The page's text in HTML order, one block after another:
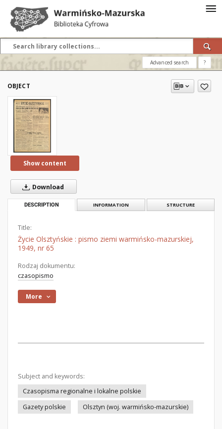
Advanced search ?
OBJECT
Show content
Download
DESCRIPTION INFORMATION STRUCTURE
Title:
Życie Olsztyńskie : pismo ziemi warmińsko-mazurskiej,
1949, nr 65
Rodzaj dokumentu:
czasopismo
More
Subject and keywords:
Czasopisma regionalne i lokalne polskie
Gazety polskie
Olsztyn (woj. warmińsko-mazurskie)